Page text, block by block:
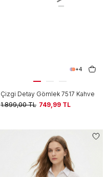
+4
Çizgi Detay Gömlek 7517 Kahve
1.899,00TL 749,99 TL